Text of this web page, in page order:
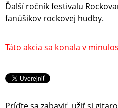
Ďalší ročník festivalu
fanúšikov rockovej hudby.
Táto akcia sa konala v